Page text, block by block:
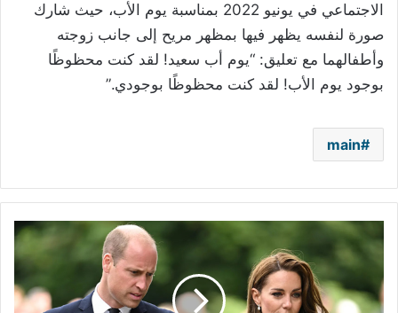
الاجتماعي في يونيو 2022 بمناسبة يوم الأب، حيث شارك
صورة لنفسه يظهر فيها بمظهر مريح إلى جانب زوجته
وأطفالهما مع تعليق: “يوم أب سعيد! لقد كنت محظوظًا
بوجود يوم الأب! لقد كنت محظوظًا بوجودي.”
main
ويليام
يشارك
نعياً
في